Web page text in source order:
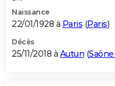
Naissance
22/01/1928 à Paris (Paris)
Décès
25/11/2018 à Autun (